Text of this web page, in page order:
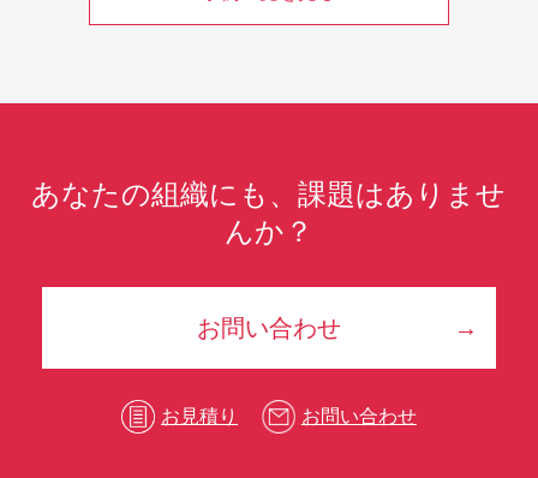
あなたの組織にも、課題はありませ
んか？
お問い合わせ
お見積り お問い合わせ